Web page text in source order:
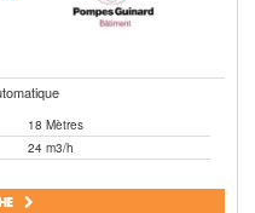
18 Mètres
24 m3/h